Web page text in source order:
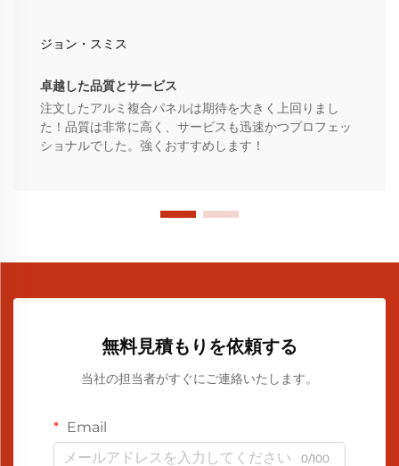
ジョン・スミス
卓越した品質とサービス
注文したアルミ複合パネルは期待を大きく上回りまし
た！品質は非常に高く、サービスも迅速かつプロフェッ
ショナルでした。強くおすすめします！
無料見積もりを依頼する
当社の担当者がすぐにご連絡いたします。
Email
0/100